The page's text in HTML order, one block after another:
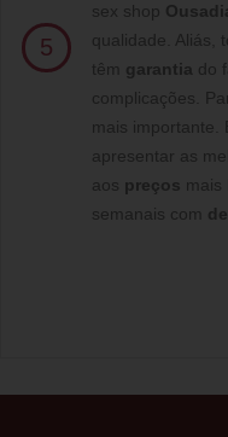
5
sex shop
qualidade. Aliás,
têm garantia do
complicações.
mais importante.
apresentar as
aos preços mais
semanais com